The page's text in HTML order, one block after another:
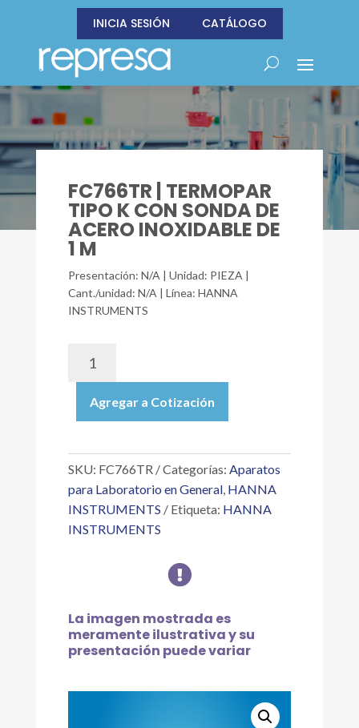
INICIA SESIÓN CATÁLOGO
FC766TR | TERMOPAR
TIPO K CON SONDA DE
ACERO INOXIDABLE DE
1 M
Presentación: N/A | Unidad: PIEZA |
Cant./unidad: N/A | Línea: HANNA
INSTRUMENTS
TIPO
SONDA
ACERO
INOXIDABLE
DE
Agregar a Cotización
SKU: FC766TR Categorías: Aparatos
para Laboratorio en General, HANNA
INSTRUMENTS
Etiqueta: HANNA
INSTRUMENTS

La imagen mostrada es
meramente ilustrativa y su
presentación puede variar